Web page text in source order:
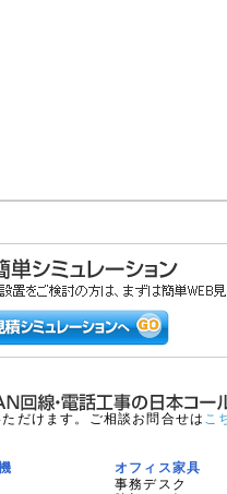
だけます。ご相談お問合せは こ
オフィス家具
事務デスク